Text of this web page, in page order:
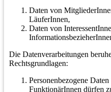
Daten von
LäuferInnen,
Daten von
Die Datenverarbeitungen
Rechtsgrundlagen:
Personenbezogene
FunktionärInnen dürfen